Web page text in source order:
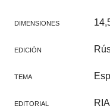
DIMENSIONES
EDICIÓN
TEMA
EDITORIAL